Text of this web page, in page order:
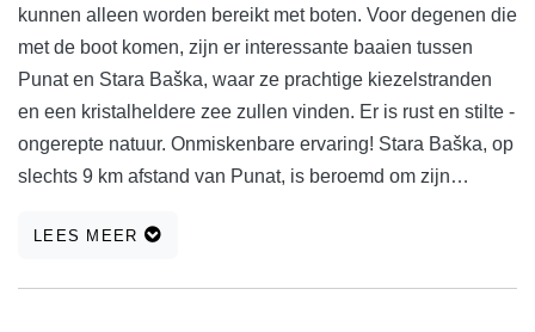
kunnen alleen worden bereikt met boten. Voor degenen die
met de boot komen, zijn er interessante baaien tussen
Punat en Stara Baška, waar ze prachtige kiezelstranden
en een kristalheldere zee zullen vinden. Er is rust en stilte -
ongerepte natuur. Onmiskenbare ervaring! Stara Baška, op
slechts 9 km afstand van Punat, is beroemd om zijn
LEES MEER